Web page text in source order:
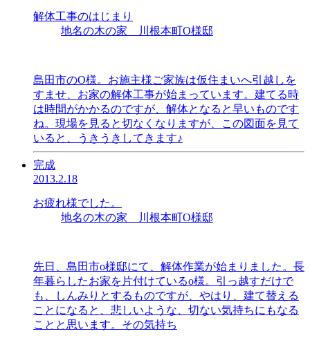
解体工事のはじまり
地名の木の家 川根本町O様邸
島田市のO様。お施主様ご家族は仮住まいへ引越しを
すませ、お家の解体工事が始まっています。建てる時
は時間がかかるのですが、解体となると早いものです
ね。現場を見ると切なくなりますが、この図面を見て
いると、うきうきしてきます♪
完成
2013.2.18
お疲れ様でした。
地名の木の家 川根本町O様邸
先日、島田市o様邸にて、解体作業が始まりました。長
年暮らしたお家を片付けているo様。引っ越すだけで
も、しんみりとするものですが、やはり、建て替える
ことになると、悲しいような、切ない気持ちにもなる
ことと思います。その気持ち